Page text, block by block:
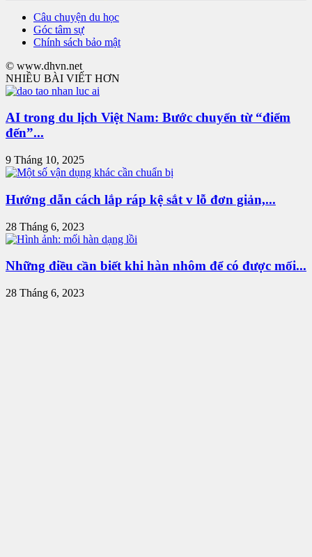
Câu chuyện du học
Góc tâm sự
Chính sách bảo mật
© www.dhvn.net
NHIỀU BÀI VIẾT HƠN
AI trong du lịch Việt Nam: Bước chuyển từ “điểm
đến”...
9 Tháng 10, 2025
Hướng dẫn cách lắp ráp kệ sắt v lỗ đơn giản,...
28 Tháng 6, 2023
Những điều cần biết khi hàn nhôm để có được mối...
28 Tháng 6, 2023